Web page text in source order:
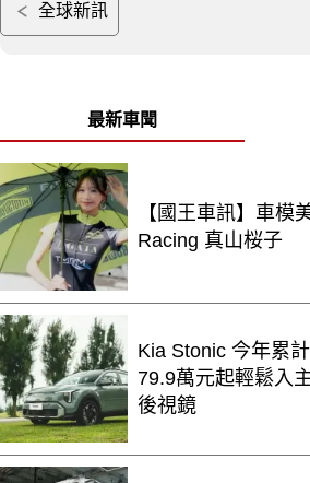
全球新訊
最新車聞
【國王車訊】車模
Racing 真山桜子
Kia Stonic 今年累
79.9萬元起輕鬆入
後視鏡